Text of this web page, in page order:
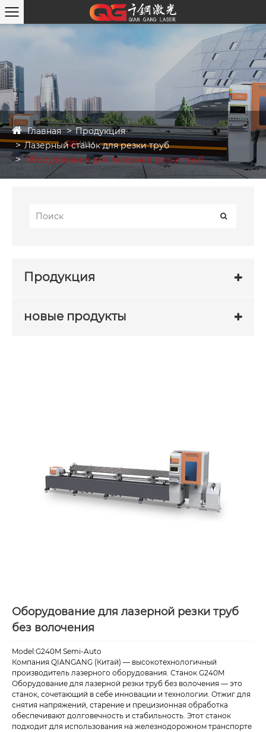
Главная
Продукция
Лазерный станок для резки труб
Оборудование для лазерной резки труб
Продукция
новые продукты
Оборудование для лазерной резки труб
без волочения
Model:G240M Semi-Auto
Компания QIANGANG (Китай) — высокотехнологичный
производитель лазерного оборудования. Станок G240M
Оборудование для лазерной резки труб без волочения — это
станок, сочетающий в себе инновации и технологии. Отжиг для
снятия напряжений, старение и прецизионная обработка
обеспечивают долговечность и стабильность. Этот станок
подходит для использования на железнодорожном транспорте